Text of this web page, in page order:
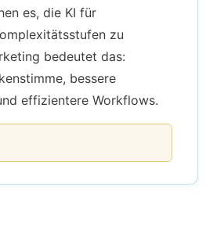
es, die KI für
zu
bedeutet das:
bessere
effizientere Workflows.